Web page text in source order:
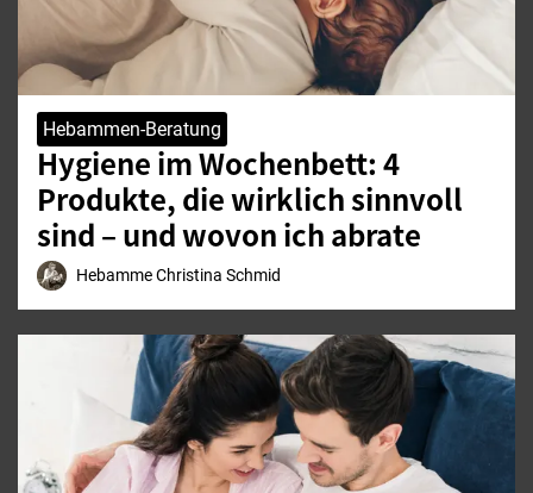
Hebammen-Beratung
Hygiene im Wochenbett: 4
Produkte, die wirklich sinnvoll
sind – und wovon ich abrate
Hebamme Christina Schmid